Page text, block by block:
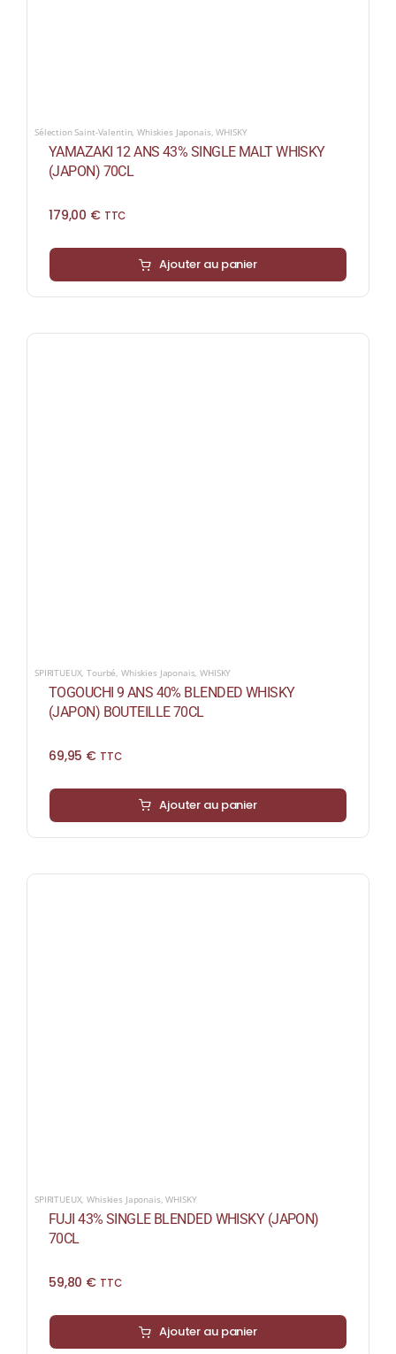
Sélection Saint-Valentin,Whiskies Japonais,WHISKY
YAMAZAKI 12 ANS 43% SINGLE MALT WHISKY
(JAPON) 70CL
179,00 € TTC
Ajouter au panier
SPIRITUEUX,Tourbé, Whiskies Japonais,WHISKY
TOGOUCHI 9 ANS 40% BLENDED WHISKY
(JAPON) BOUTEILLE 70CL
69,95 € TTC
Ajouter au panier
SPIRITUEUX,Whiskies Japonais,WHISKY
FUJI 43% SINGLE BLENDED WHISKY (JAPON)
70CL
59,80 € TTC
Ajouter au panier